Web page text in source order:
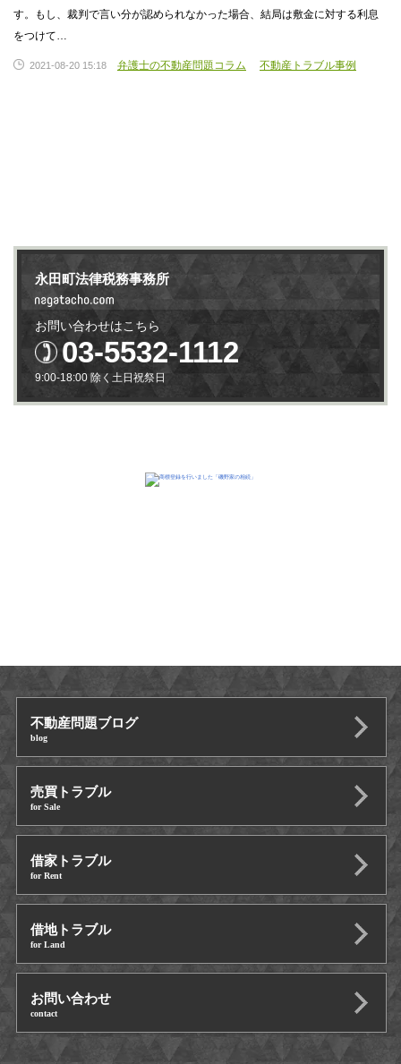
す。もし、裁判で言い分が認められなかった場合、結局は敷金に対する利息
をつけて…
2021-08-20 15:18 弁護士の不動産問題コラム 不動産トラブル事例
永田町法律税務事務所
お問い合わせはこちら
03-5532-1112
9:00-18:00 除く土日祝祭日
不動産問題ブログ
blog
売買トラブル
for Sale
借家トラブル
for Rent
借地トラブル
for Land
お問い合わせ
contact